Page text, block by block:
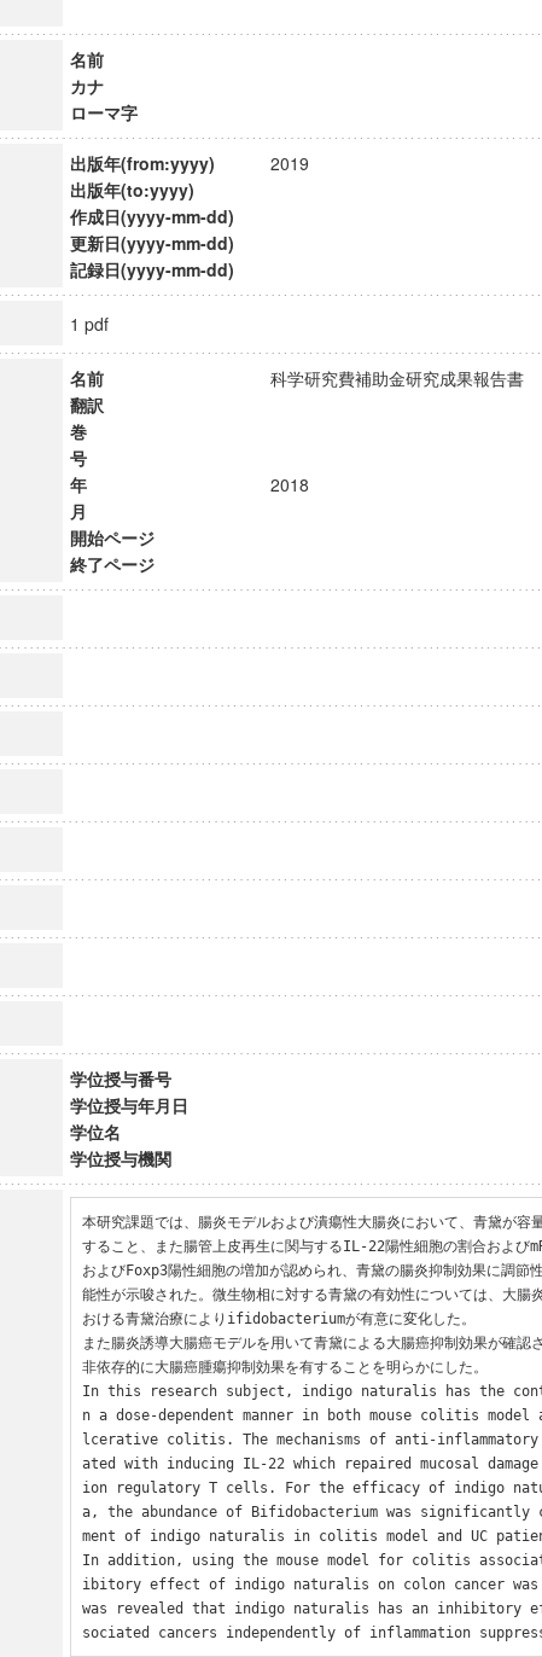
名前
カナ
ローマ字
出版年(from:yyyy)
2019
出版年(to:yyyy)
作成日(yyyy-mm-dd)
更新日(yyyy-mm-dd)
記録日(yyyy-mm-dd)
1 pdf
名前
科学研究費補助金研究成果報告
翻訳
巻
号
年
2018
月
開始ページ
終了ページ
学位授与番号
学位授与年月日
学位名
学位授与機関
本研究課題では、腸炎モデルおよび潰瘍性大腸炎において、青黛が容
すること、また腸管上皮再生に関与するIL-22陽性細胞の割合および
およびFoxp3陽性細胞の増加が認められ、青黛の腸炎抑制効果に調節
能性が示唆された。微生物相に対する青黛の有効性については、大腸
おける青黛治療によりifidobacteriumが有意に変化した。
また腸炎誘導大腸癌モデルを用いて青黛による大腸癌抑制効果が確認
非依存的に大腸癌腫瘍抑制効果を有することを明らかにした。
In this research subject, indigo naturalis has the
n a dose-dependent manner in both mouse colitis
lcerative colitis. The mechanisms of anti-
ated with inducing IL-22 which repaired mucosal
ion regulatory T cells. For the efficacy of indigo
a, the abundance of Bifidobacterium was significantly
ment of indigo naturalis in colitis model and UC
In addition, using the mouse model for colitis
ibitory effect of indigo naturalis on colon cancer
was revealed that indigo naturalis has an inhibitory
sociated cancers independently of inflammation